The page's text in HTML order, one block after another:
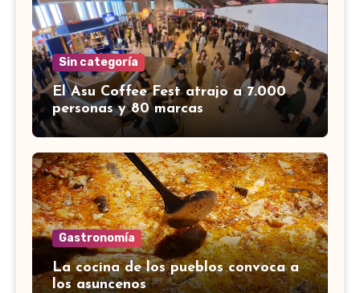
Sin categoría
El Asu Coffee Fest atrajo a 7.000
personas y 80 marcas
Gastronomía
La cocina de los pueblos convoca a
los asuncenos